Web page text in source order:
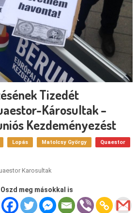
Tizedét
Károsultak –
Kezdeményezést
Lopás Matolcsy György
Quaestor
Karosultak
Oszd meg másokkal is